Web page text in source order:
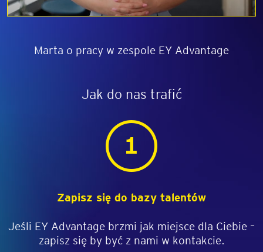
Marta o pracy w zespole EY Advantage
Jak do nas trafić
Zapisz się do bazy talentów
Jeśli EY Advantage brzmi jak miejsce dla Ciebie –
zapisz się by być z nami w kontakcie.